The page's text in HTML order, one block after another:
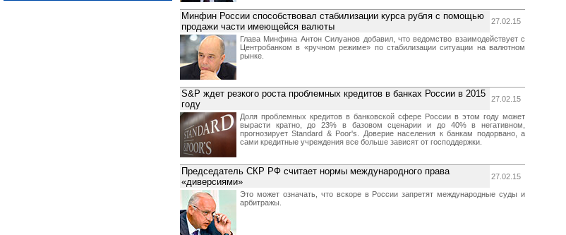
Минфин России способствовал стабилизации курса рубля с помощью
продажи части имеющейся валюты
27.02.15
Глава Минфина Антон Силуанов добавил, что ведомство взаимодействует с
Центробанком в «ручном режиме» по стабилизации ситуации на валютном
рынке.
S&P ждет резкого роста проблемных кредитов в банках России в 2015
году
27.02.15
Доля проблемных кредитов в банковской сфере России в этом году может
вырасти кратно, до 23% в базовом сценарии и до 40% в негативном,
прогнозирует Standard & Poor's. Доверие населения к банкам подорвано, а
сами кредитные учреждения все больше зависят от господдержки.
Председатель СКР РФ считает нормы международного права
«диверсиями»
27.02.15
Это может означать, что вскоре в России запретят международные суды и
арбитражы.